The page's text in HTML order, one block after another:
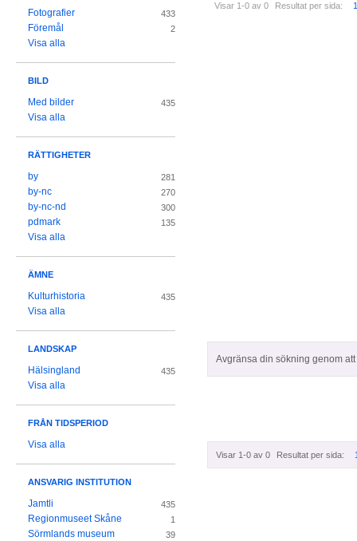
Visar 1-0 av 0 Resultat per sida:
Avgränsa din sökning genom
Visar 1-0 av 0 Resultat per sida:
Fotografier 433
Föremål 2
Visa alla
BILD
Med bilder 435
Visa alla
RÄTTIGHETER
by 281
by-nc 270
by-nc-nd 300
pdmark 135
Visa alla
ÄMNE
Kulturhistoria 435
Visa alla
LANDSKAP
Hälsingland 435
Visa alla
FRÅN TIDSPERIOD
Visa alla
ANSVARIG INSTITUTION
Jamtli 435
Regionmuseet Skåne 1
Sörmlands museum 39